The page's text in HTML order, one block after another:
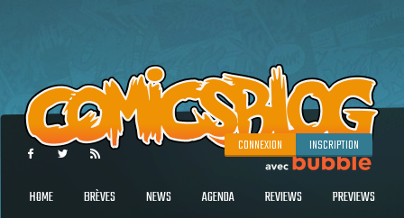
CONNEXION INSCRIPTION
HOME BRÈVES NEWS AGENDA REVIEWS PREVIEWS